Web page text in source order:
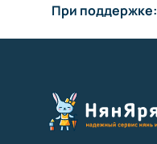
При поддержке: